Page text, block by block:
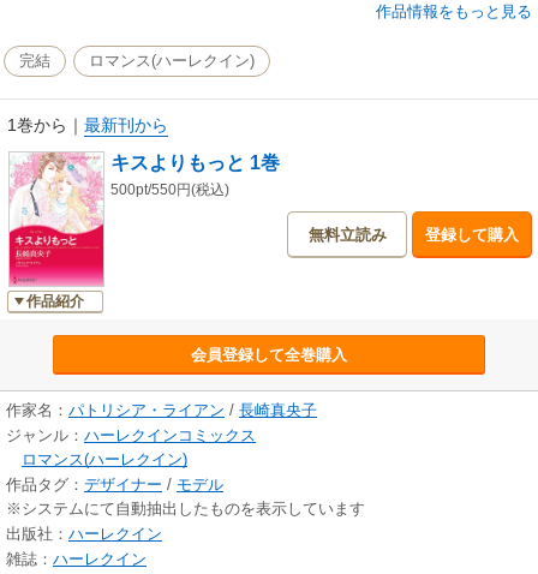
が、傲慢で、頭にくる相手だった。今日１日だけのことと我慢し、ノーラ
押し込めた感情が高揚するのを感じた…。
作品情報をもっと見る
完結 ロマンス(ハーレクイン)
1巻から ｜ 最新刊から
作品紹介
キスよりもっと 1巻
500pt/550円(税込)
無料立読み 登録して購入
会員登録して全巻購入
作家名： パトリシア・ライアン / 長崎真央子
ジャンル： ハーレクインコミックス
ロマンス(ハーレクイン)
作品タグ： デザイナー / モデル
※システムにて自動抽出したものを表示しています
出版社： ハーレクイン
雑誌： ハーレクイン